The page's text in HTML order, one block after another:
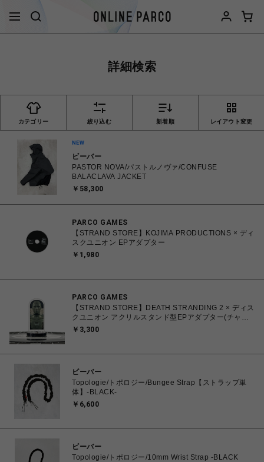
詳細検索
カテゴリー 絞り込む 新着順 レイアウト変更
ビーバー
PASTOR NOVA/パストルノヴァ/CONFUSE
BALACLAVA JACKET
￥58,300
PARCO GAMES
【STRAND STORE】KOJIMA PRODUCTIONS × ディ
スクユニオン EPアダプター
￥1,980
PARCO GAMES
【STRAND STORE】DEATH STRANDING 2 × ディス
クユニオン アクリルスタンド型EPアダプター(チャー
リー)
￥3,300
ビーバー
Topologie/トポロジー/Bungee Strap【ストラップ単
体】-BLACK-
￥6,600
ビーバー
Topologie/トポロジー/10mm Wrist Strap -BLACK